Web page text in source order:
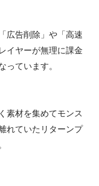
広告削除」や「高速
イヤーが無理に課金
っています。
素材を集めてモンス
れていたリターンプ